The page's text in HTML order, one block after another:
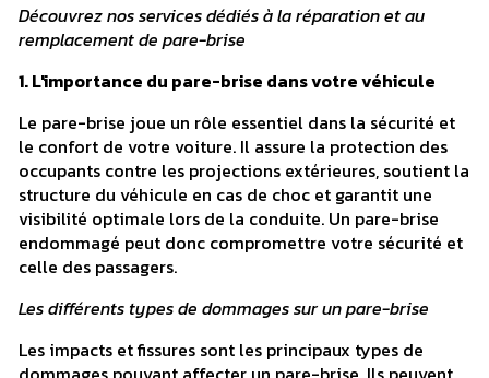
Découvrez nos services dédiés à la réparation et au
remplacement de pare-brise
1. L'importance du pare-brise dans votre véhicule
Le pare-brise joue un rôle essentiel dans la sécurité et
le confort de votre voiture. Il assure la protection des
occupants contre les projections extérieures, soutient la
structure du véhicule en cas de choc et garantit une
visibilité optimale lors de la conduite. Un pare-brise
endommagé peut donc compromettre votre sécurité et
celle des passagers.
Les différents types de dommages sur un pare-brise
Les impacts et fissures sont les principaux types de